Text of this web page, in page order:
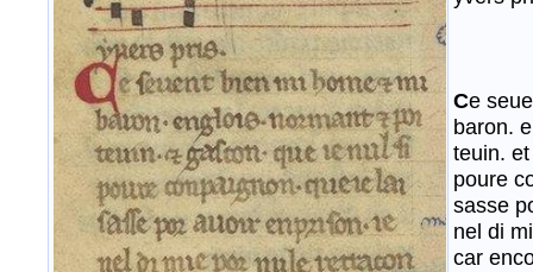
Ce
baron.
teuin.
poure
sasse
nel di
car